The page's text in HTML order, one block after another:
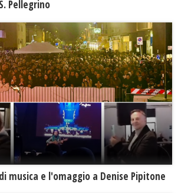
Pellegrino
musica e l'omaggio a Denise Pipitone